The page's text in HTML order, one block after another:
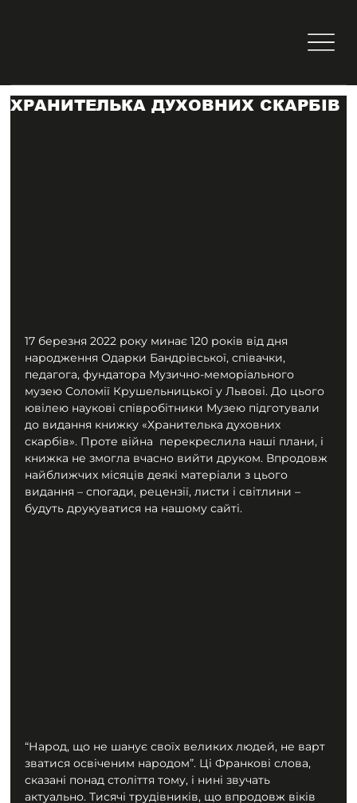
ХРАНИТЕЛЬКА ДУХОВНИХ СКАРБІВ
17 березня 2022 року минає 120 років від дня
народження Одарки Бандрівської, співачки,
педагога, фундатора Музично-меморіального
музею Соломії Крушельницької у Львові. До цього
ювілею наукові співробітники Музею підготували
до видання книжку «Хранителька духовних
скарбів». Проте війна  перекреслила наші плани, і
книжка не змогла вчасно вийти друком. Впродовж
найближчих місяців деякі матеріали з цього
видання – спогади, рецензії, листи і світлини –
будуть друкуватися на нашому сайті.
“Народ, що не шанує своїх великих людей, не варт
зватися освіченим народом”. Ці Франкові слова,
сказані понад століття тому, і нині звучать
актуально. Тисячі трудівників, що впродовж віків